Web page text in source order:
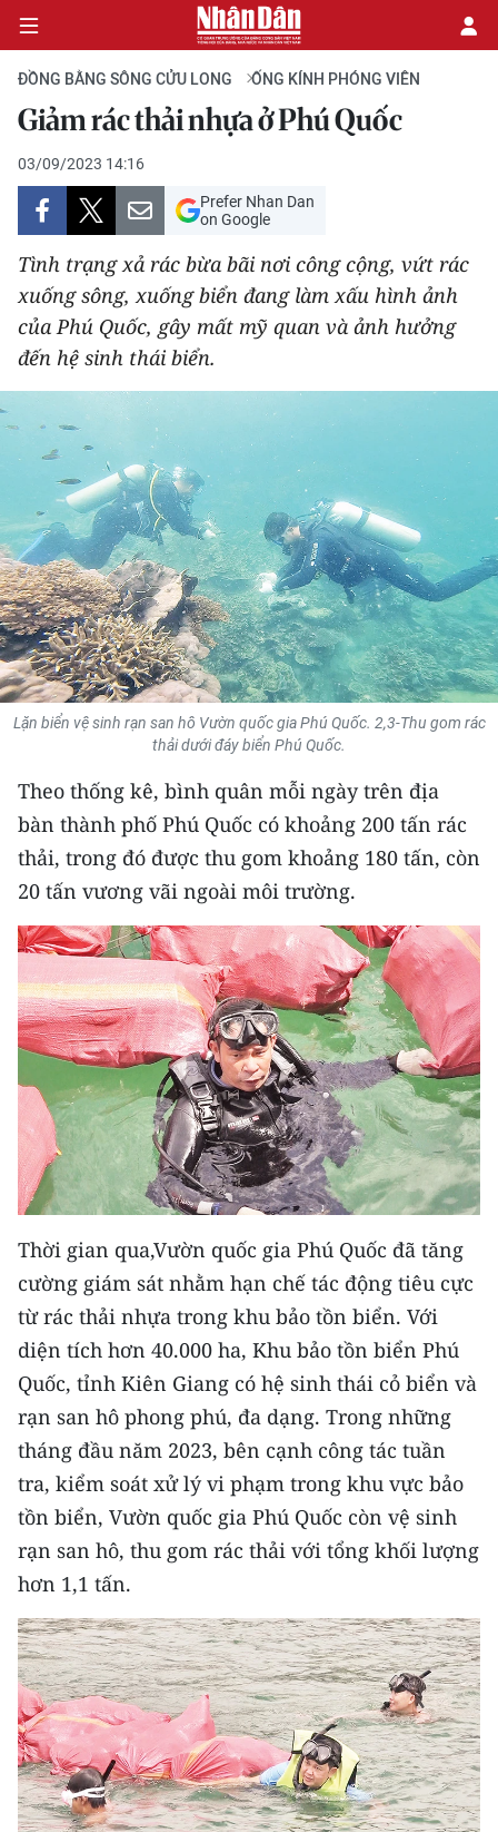
CHÍNH TRỊ
KINH TẾ
VĂN HÓA
XÃ HỘI
PHÁP LUẬT
DU LỊCH
THẾ GIỚI
THỂ THAO
GIÁO DỤC
Y TẾ
KHOA HỌC - CÔNG NGHỆ
BẠN ĐỌC
KIỂM CHỨNG THÔNG TIN
TRI THỨC CHUYÊN SÂU
54 DÂN TỘC VIỆT NAM
CHƯƠNG TRÌNH OCOP - MỖI XÃ
MỘT SẢN PHẨM
RADIO
MEDIA CENTER
E-Magazine
Video
Media Chính trị
Media Kinh tế
Media Văn hóa
Media Xã hội
Media Pháp luật
Media Du lịch
Media Thể thao
Media Giáo dục
Media Y tế
Media Khoa học - Công nghệ
ĐỒNG BẰNG SÔNG CỬU LONG ỐNG KÍNH PHÓNG VIÊN
Giảm rác thải nhựa ở Phú Quốc
03/09/2023 14:16
Prefer Nhan Dan
on Google
Tình trạng xả rác bừa bãi nơi công cộng, vứt rác
xuống sông, xuống biển đang làm xấu hình ảnh
của Phú Quốc, gây mất mỹ quan và ảnh hưởng
đến hệ sinh thái biển.
Lặn biển vệ sinh rạn san hô Vườn quốc gia Phú Quốc. 2,3-Thu gom rác
thải dưới đáy biển Phú Quốc.
Theo thống kê, bình quân mỗi ngày trên địa
bàn thành phố Phú Quốc có khoảng 200 tấn rác
thải, trong đó được thu gom khoảng 180 tấn, còn
20 tấn vương vãi ngoài môi trường.
Thời gian qua,Vườn quốc gia Phú Quốc đã tăng
cường giám sát nhằm hạn chế tác động tiêu cực
từ rác thải nhựa trong khu bảo tồn biển. Với
diện tích hơn 40.000 ha, Khu bảo tồn biển Phú
Quốc, tỉnh Kiên Giang có hệ sinh thái cỏ biển và
rạn san hô phong phú, đa dạng. Trong những
tháng đầu năm 2023, bên cạnh công tác tuần
tra, kiểm soát xử lý vi phạm trong khu vực bảo
tồn biển, Vườn quốc gia Phú Quốc còn vệ sinh
rạn san hô, thu gom rác thải với tổng khối lượng
hơn 1,1 tấn.